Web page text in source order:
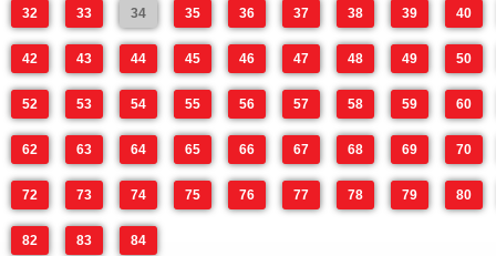
32 33 34 35 36 37 38 39 40
42 43 44 45 46 47 48 49 50
52 53 54 55 56 57 58 59 60
62 63 64 65 66 67 68 69 70
72 73 74 75 76 77 78 79 80
82 83 84